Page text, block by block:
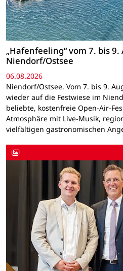
„Hafenfeeling“ vom 7. bis 9.
Niendorf/Ostsee
06.08.2026
Niendorf/Ostsee. Vom 7. bis 9.
wieder auf die Festwiese im
beliebte, kostenfreie Open-Air-
Atmosphäre mit Live-Musik,
vielfältigen gastronomischen